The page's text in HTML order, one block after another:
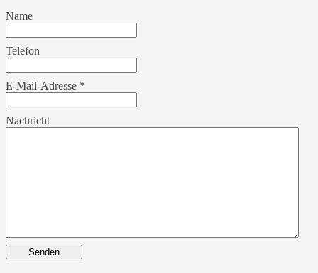
Name
Telefon
E-Mail-Adresse *
Nachricht
Senden